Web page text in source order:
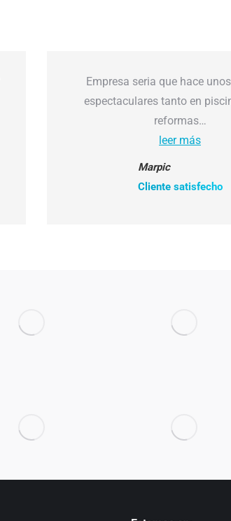
Marpic
Cliente satisfecho
Empresa seria que hace
espectaculares tanto en
reformas…
leer más